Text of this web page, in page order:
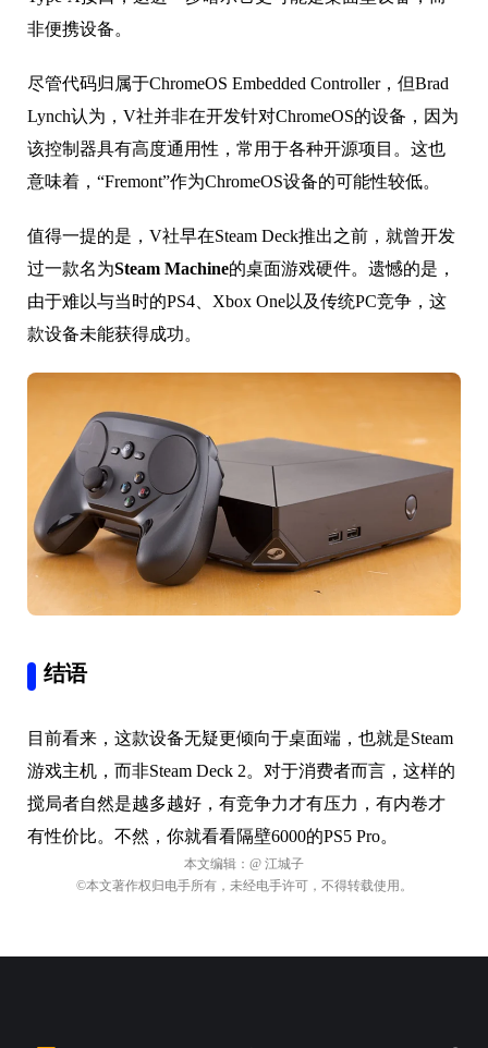
非便携设备。
尽管代码归属于ChromeOS Embedded Controller，但Brad
Lynch认为，V社并非在开发针对ChromeOS的设备，因为
该控制器具有高度通用性，常用于各种开源项目。这也
意味着，“Fremont”作为ChromeOS设备的可能性较低。
值得一提的是，V社早在Steam Deck推出之前，就曾开发
过一款名为Steam Machine的桌面游戏硬件。遗憾的是，
由于难以与当时的PS4、Xbox One以及传统PC竞争，这
款设备未能获得成功。
结语
目前看来，这款设备无疑更倾向于桌面端，也就是Steam
游戏主机，而非Steam Deck 2。对于消费者而言，这样的
搅局者自然是越多越好，有竞争力才有压力，有内卷才
有性价比。不然，你就看看隔壁6000的PS5 Pro。
本文编辑： @ 江城子
©本文著作权归电手所有，未经电手许可，不得转载使用。